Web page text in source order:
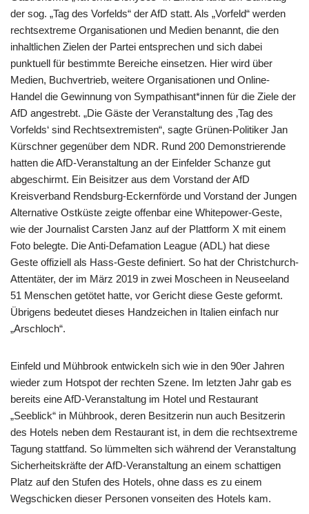
der sog. „Tag des Vorfelds“ der AfD statt. Als „Vorfeld“ werden
rechtsextreme Organisationen und Medien benannt, die den
inhaltlichen Zielen der Partei entsprechen und sich dabei
punktuell für bestimmte Bereiche einsetzen. Hier wird über
Medien, Buchvertrieb, weitere Organisationen und Online-
Handel die Gewinnung von Sympathisant*innen für die Ziele der
AfD angestrebt. „Die Gäste der Veranstaltung des ‚Tag des
Vorfelds‘ sind Rechtsextremisten“, sagte Grünen-Politiker Jan
Kürschner gegenüber dem NDR. Rund 200 Demonstrierende
hatten die AfD-Veranstaltung an der Einfelder Schanze gut
abgeschirmt. Ein Beisitzer aus dem Vorstand der AfD
Kreisverband Rendsburg-Eckernförde und Vorstand der Jungen
Alternative Ostküste zeigte offenbar eine Whitepower-Geste,
wie der Journalist Carsten Janz auf der Plattform X mit einem
Foto belegte. Die Anti-Defamation League (ADL) hat diese
Geste offiziell als Hass-Geste definiert. So hat der Christchurch-
Attentäter, der im März 2019 in zwei Moscheen in Neuseeland
51 Menschen getötet hatte, vor Gericht diese Geste geformt.
Übrigens bedeutet dieses Handzeichen in Italien einfach nur
„Arschloch“.
Einfeld und Mühbrook entwickeln sich wie in den 90er Jahren
wieder zum Hotspot der rechten Szene. Im letzten Jahr gab es
bereits eine AfD-Veranstaltung im Hotel und Restaurant
„Seeblick“ in Mühbrook, deren Besitzerin nun auch Besitzerin
des Hotels neben dem Restaurant ist, in dem die rechtsextreme
Tagung stattfand. So lümmelten sich während der Veranstaltung
Sicherheitskräfte der AfD-Veranstaltung an einem schattigen
Platz auf den Stufen des Hotels, ohne dass es zu einem
Wegschicken dieser Personen vonseiten des Hotels kam.